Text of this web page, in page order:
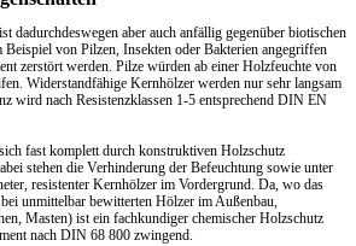
dadurchdeswegen aber auch anfällig gegenüber biotischen
Beispiel von Pilzen, Insekten oder Bakterien angegriffen
zerstört werden. Pilze würden ab einer Holzfeuchte von
Widerstandfähige Kernhölzer werden nur sehr langsam
wird nach Resistenzklassen 1-5 entsprechend DIN EN
fast komplett durch konstruktiven Holzschutz
stehen die Verhinderung der Befeuchtung sowie unter
resistenter Kernhölzer im Vordergrund. Da, wo das
unmittelbar bewitterten Hölzer im Außenbau,
Masten) ist ein fachkundiger chemischer Holzschutz
nach DIN 68 800 zwingend.